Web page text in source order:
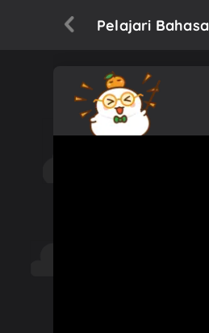
Pelajari